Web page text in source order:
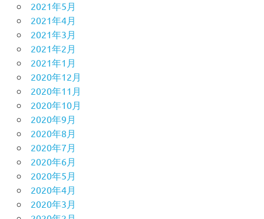
2021年5月
2021年4月
2021年3月
2021年2月
2021年1月
2020年12月
2020年11月
2020年10月
2020年9月
2020年8月
2020年7月
2020年6月
2020年5月
2020年4月
2020年3月